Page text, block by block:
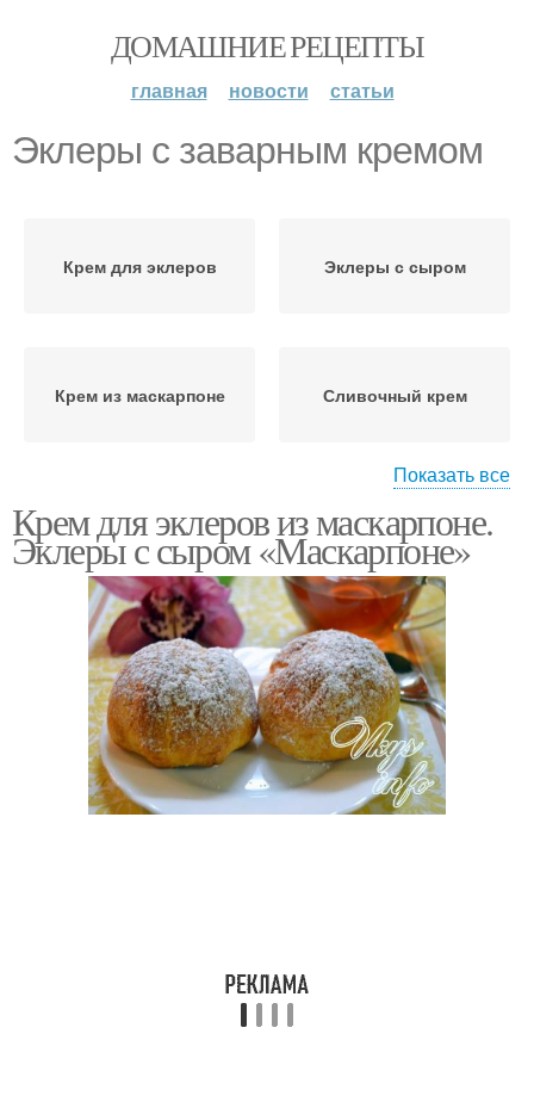
ДОМАШНИЕ РЕЦЕПТЫ
главная новости статьи
Эклеры с заварным кремом
Крем для эклеров Эклеры с сыром
Крем из маскарпоне Сливочный крем
Крем для профитролей Заварная начинка
Эклеры с маскарпоне
Показать все
Крем для эклеров из маскарпоне.
Эклеры с сыром «Маскарпоне»